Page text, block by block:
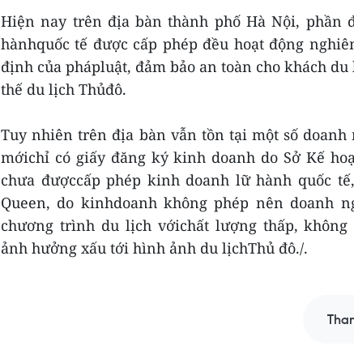
Hiện nay trên địa bàn thành phố Hà Nội, phần
hànhquốc tế được cấp phép đều hoạt động
định của phápluật, đảm bảo an toàn cho khách
thế du lịch Thủđô.
Tuy nhiên trên địa bàn vẫn tồn tại một số
mớichỉ có giấy đăng ký kinh doanh do Sở Kế
chưa đượccấp phép kinh doanh lữ hành quốc
Queen, do kinhdoanh không phép nên doanh
chương trình du lịch vớichất lượng thấp,
ảnh hưởng xấu tới hình ảnh du lịchThủ đô./.